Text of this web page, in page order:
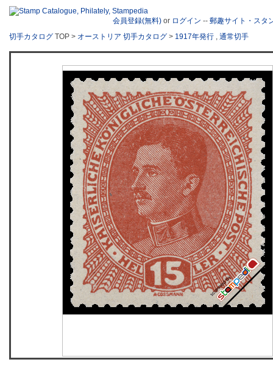
会員登録(無料) or ログイン -- 郵趣サイト・スタ
切手カタログ TOP > オーストリア 切手カタログ > 1917年発行 , 通常切手